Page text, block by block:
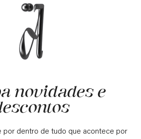
novidades e
por dentro de tudo que acontece por